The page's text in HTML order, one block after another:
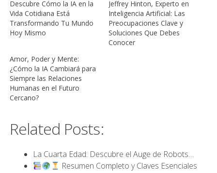
Descubre Cómo la IA en la
Vida Cotidiana Está
Transformando Tu Mundo
Hoy Mismo
Jeffrey Hinton, Experto en
Inteligencia Artificial: Las
Preocupaciones Clave y
Soluciones Que Debes
Conocer
Amor, Poder y Mente:
¿Cómo la IA Cambiará para
Siempre las Relaciones
Humanas en el Futuro
Cercano?
Related Posts:
La Cuarta Edad: Descubre el Auge de Robots…
Resumen Completo y Claves Esenciales